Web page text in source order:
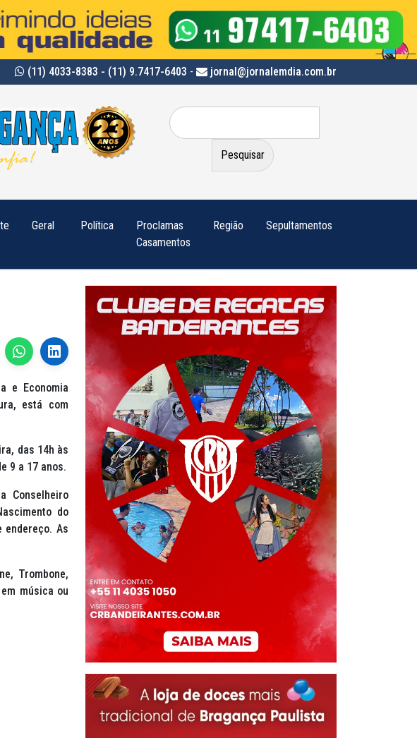
(11) 4033-8383 - (11) 9.7417-6403 - jornal@jornalemdia.com.br
Pesquisar
por:
Geral Política
Proclamas
Casamentos
Região Sepultamentos
e Economia
está com
das 14h às
9 a 17 anos.
Conselheiro
do
endereço. As
Trombone,
música ou